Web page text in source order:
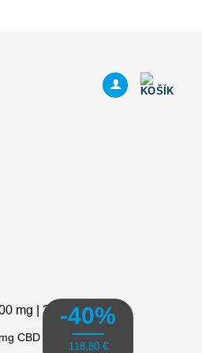
-40%
118,80 €
CBD olej | 30 ml x 3 ks